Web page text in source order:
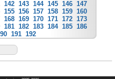
142 143 144 145 146 147
155 156 157 158 159 160
168 169 170 171 172 173
181 182 183 184 185 186
191 192